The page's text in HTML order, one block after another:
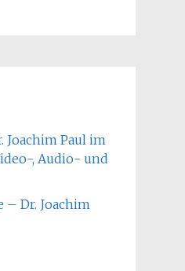
Joachim Paul im
, Audio- und
– Dr. Joachim